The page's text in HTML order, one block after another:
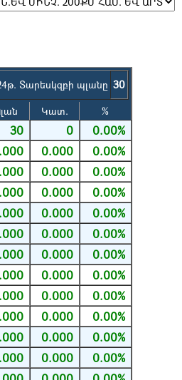
Տարեսկզբի պլանը 30
Կատ.
%
30 0 0.00%
0.000 0.00%
0.000 0.00%
0.000 0.00%
0.000 0.00%
0.000 0.00%
0.000 0.00%
0.000 0.00%
0.000 0.00%
0.000 0.00%
0.000 0.00%
0.000 0.00%